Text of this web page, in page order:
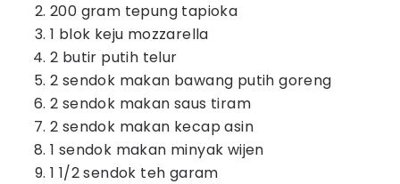
200 gram tepung tapioka
1 blok keju mozzarella
2 butir putih telur
2 sendok makan bawang putih goreng
2 sendok makan saus tiram
2 sendok makan kecap asin
1 sendok makan minyak wijen
1 1/2 sendok teh garam